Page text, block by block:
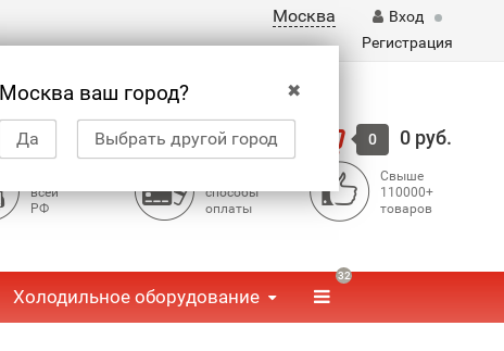
Москва
✖
Москва ваш город?
Да Выбрать другой город
Вход
Регистрация
Корзина 0 0 руб.
всей
РФ
способы
оплаты
Свыше
110000+
товаров
Холодильное оборудование
32